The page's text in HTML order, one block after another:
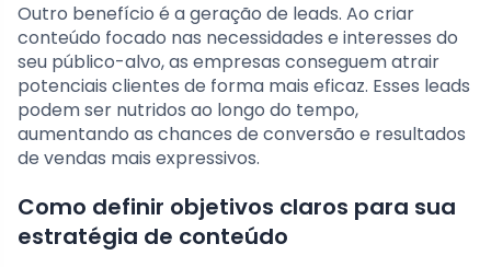
Outro benefício é a geração de leads. Ao criar
conteúdo focado nas necessidades e interesses do
seu público-alvo, as empresas conseguem atrair
potenciais clientes de forma mais eficaz. Esses leads
podem ser nutridos ao longo do tempo,
aumentando as chances de conversão e resultados
de vendas mais expressivos.
Como definir objetivos claros para sua
estratégia de conteúdo